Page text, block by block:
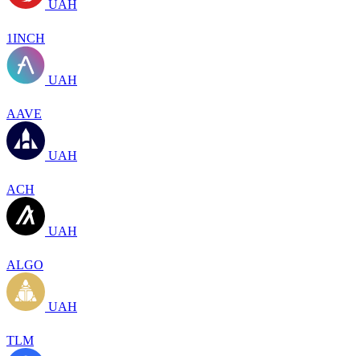
UAH
1INCH
UAH
AAVE
UAH
ACH
UAH
ALGO
UAH
TLM